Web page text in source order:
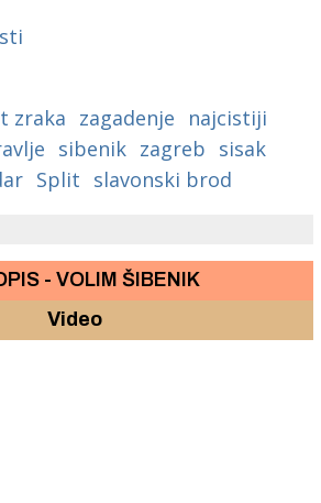
zraka zagadenje
najcistiji
sibenik zagreb sisak
Split slavonski brod
- VOLIM ŠIBENIK
Video